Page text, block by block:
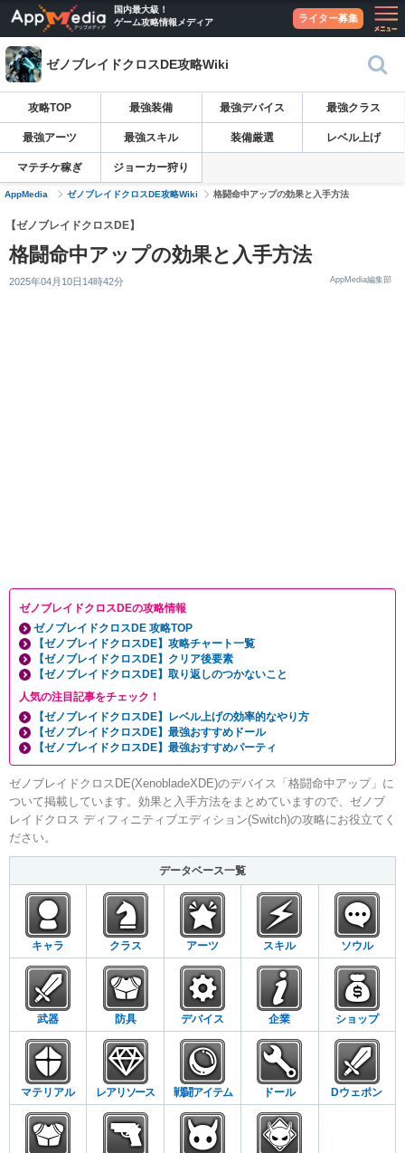
国内最大級！
ゲーム攻略情報メディア
ライター募集
ゼノブレイドクロスDE攻略Wiki
攻略TOP 最強装備 最強デバイス 最強クラス
最強アーツ 最強スキル 装備厳選 レベル上げ
マテチケ稼ぎ ジョーカー狩り
AppMedia ゼノブレイドクロスDE攻略Wiki 格闘命中アップの効果と入手方法
【ゼノブレイドクロスDE】
格闘命中アップの効果と入手方法
2025年04月10日14時42分 AppMedia編集部
ゼノブレイドクロスDEの攻略情報
ゼノブレイドクロスDE 攻略TOP
【ゼノブレイドクロスDE】攻略チャート一覧
【ゼノブレイドクロスDE】クリア後要素
【ゼノブレイドクロスDE】取り返しのつかないこと
人気の注目記事をチェック！
【ゼノブレイドクロスDE】レベル上げの効率的なやり方
【ゼノブレイドクロスDE】最強おすすめドール
【ゼノブレイドクロスDE】最強おすすめパーティ
ゼノブレイドクロスDE(XenobladeXDE)のデバイス「格闘命中アップ」に
ついて掲載しています。効果と入手方法をまとめていますので、ゼノブ
レイドクロス ディフィニティブエディション(Switch)の攻略にお役立てく
ださい。
データベース一覧
キャラ クラス アーツ スキル ソウル
武器 防具 デバイス 企業 ショップ
マテリアル レアリソース 戦闘アイテム ドール Dウェポン